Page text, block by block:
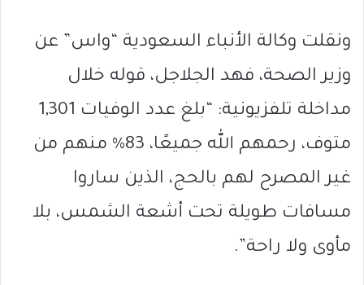
ونقلت وكالة الأنباء السعودية “واس” عن
وزير الصحة، فهد الجلاجل، قوله خلال
مداخلة تلفزيونية: “بلغ عدد الوفيات 1,301
متوف، رحمهم الله جميعًا، 83% منهم من
غير المصرح لهم بالحج، الذين ساروا
مسافات طويلة تحت أشعة الشمس، بلا
مأوى ولا راحة”.